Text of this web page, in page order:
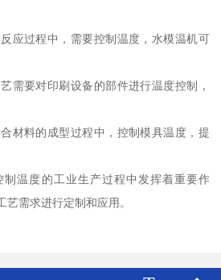
应过程中，需要控制温度，水模温机可
需要对印刷设备的部件进行温度控制，
材料的成型过程中，控制模具温度，提
温度的工业生产过程中发挥着重要作
需求进行定制和应用。